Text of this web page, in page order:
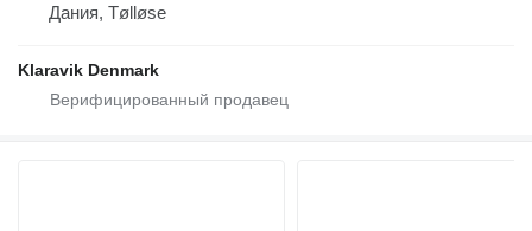
Дания, Tølløse
Klaravik Denmark